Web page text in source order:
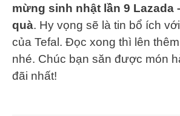
mừng sinh nhật lần 9 Lazada
quà. Hy vọng sẽ là tin bổ ích
của Tefal. Đọc xong thì lên
nhé. Chúc bạn săn được món
đãi nhất!